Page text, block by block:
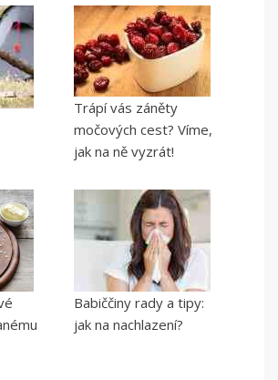
Trápí vás záněty
močových cest? Víme,
jak na ně vyzrát!
Babiččiny rady a tipy:
jak na nachlazení?